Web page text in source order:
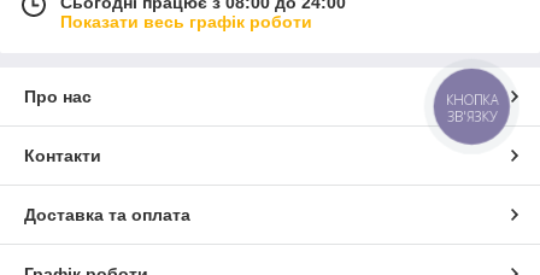
Показати весь графік роботи
Про нас
Контакти
Доставка та оплата
КНОПКА
ЗВ'ЯЗКУ